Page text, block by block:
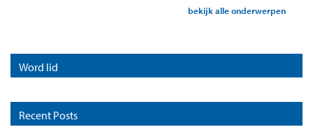
bekijk alle onderwerpen
Word lid
Recent Posts